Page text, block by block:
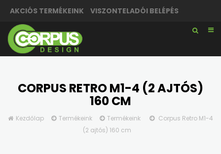
AKCIÓS TERMÉKEINK VISZONTELADÓI BELÉPÉS
CORPUS RETRO M1-4 (2 AJTÓS)
160 CM
Kezdőlap Termékeink Termékeink
Corpus Retro M1-4
(2 ajtós) 160 cm